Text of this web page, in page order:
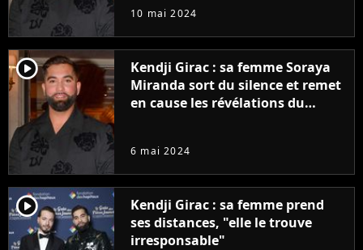
10 mai 2024
player2
Kendji Girac : sa femme Soraya
Miranda sort du silence et remet
en cause les révélations du
6 mai 2024
player2
Kendji Girac : sa femme prend
ses distances, "elle le trouve
irresponsable"